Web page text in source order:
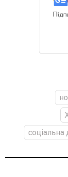
соціальна